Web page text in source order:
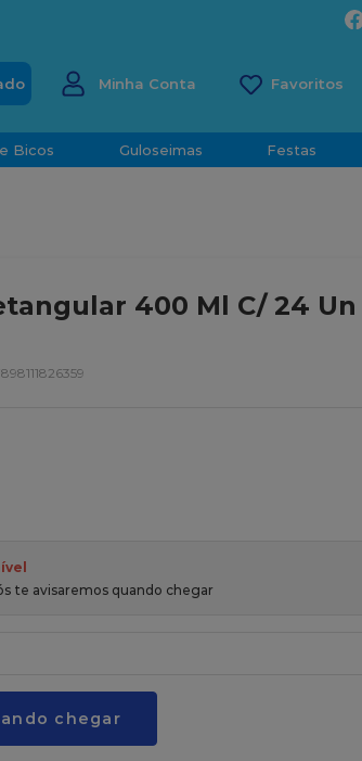
SANTO
Minha Conta
Bicos Guloseimas Festas
400 Ml C/ 24 Un
te avisaremos quando chegar
chegar